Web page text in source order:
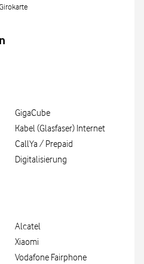
GigaCube
Kabel (Glasfaser) Internet
CallYa / Prepaid
Digitalisierung
Alcatel
Xiaomi
Vodafone Fairphone